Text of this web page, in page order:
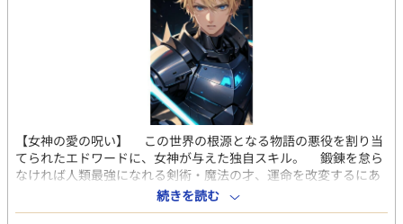
【女神の愛の呪い】 この世界の根源となる物語の悪役を割り当
てられたエドワードに、女神が与えた独自スキル。 鍛錬を怠ら
なければ人類最強になれる剣術・魔法の才、運命を改変するにあ
たって優位になりそうな前世の記憶を思い出すことができる能力
が、生まれながらに備わっている。(ただし前世の記憶をどこまで
続きを読む